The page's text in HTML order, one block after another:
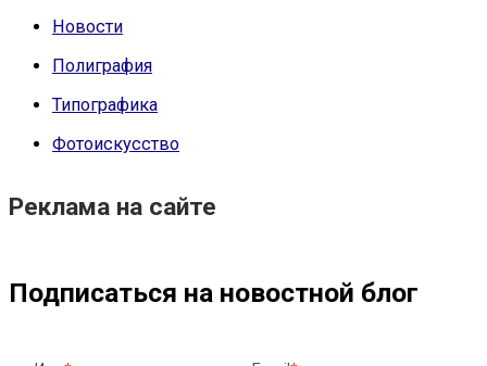
Новости
Полиграфия
Типографика
Фотоискусство
Реклама на сайте
Подписаться на новостной блог